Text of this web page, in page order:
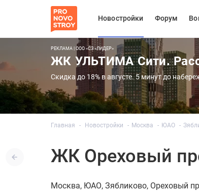
Новостройки Форум
РЕКЛАМА | ООО «СЗ «ЛИДЕР»
ЖК УЛЬТИМА Сити.
Скидка до 18% в августе. 5 минут до
Главная Новостройки Москва ЮАО
ЖК Ореховый
Москва ЮАО Зябликово Ореховый